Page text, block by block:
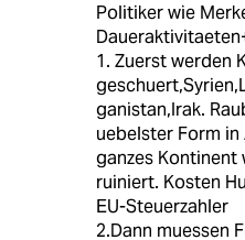
Politiker wie
1. Zuerst werden
ganistan,Irak.
uebelster Form in
ganzes
ruiniert. Kosten
EU-Steuerzahler
2.Dann muessen